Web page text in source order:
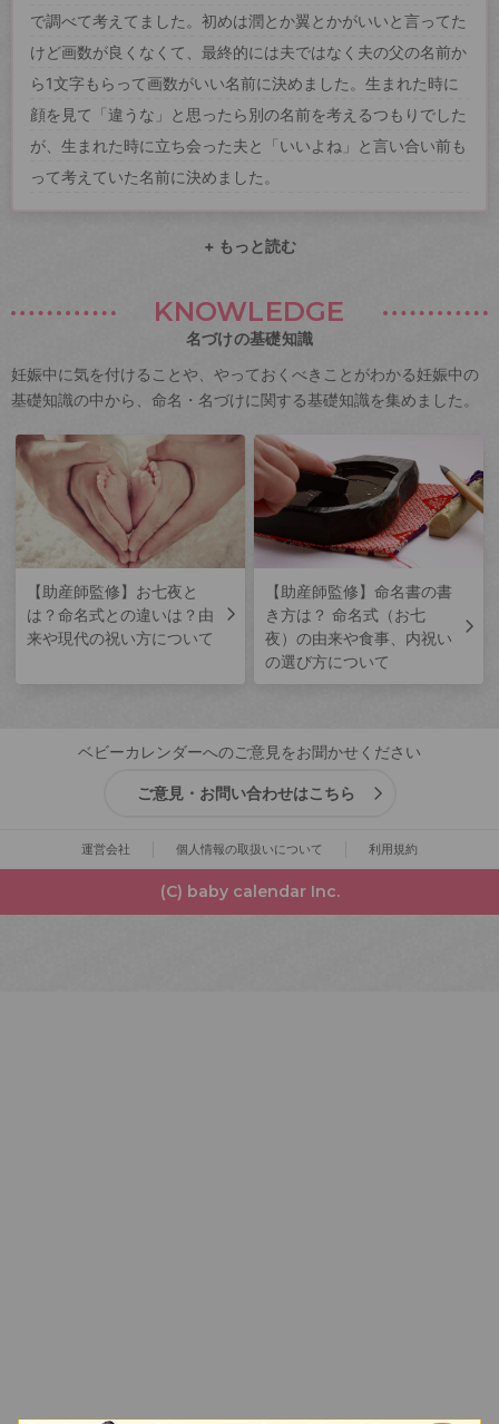
で調べて考えてました。初めは潤とか翼とかがいいと言ってた
けど画数が良くなくて、最終的には夫ではなく夫の父の名前か
ら1文字もらって画数がいい名前に決めました。生まれた時に
顔を見て「違うな」と思ったら別の名前を考えるつもりでした
が、生まれた時に立ち会った夫と「いいよね」と言い合い前も
って考えていた名前に決めました。
+ もっと読む
KNOWLEDGE
名づけの基礎知識
妊娠中に気を付けることや、やっておくべきことがわかる妊娠中の
基礎知識の中から、命名・名づけに関する基礎知識を集めました。
【助産師監修】お七夜と
は？命名式との違いは？由
来や現代の祝い方について
【助産師監修】命名書の書
き方は？ 命名式（お七
夜）の由来や食事、内祝い
の選び方について
ベビーカレンダーへのご意見をお聞かせください
ご意見・お問い合わせはこちら
運営会社 個人情報の取扱いについて 利用規約
(C) baby calendar Inc.